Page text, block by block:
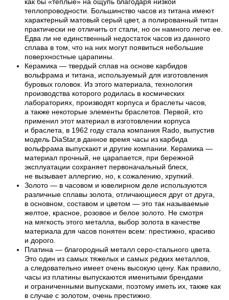
теплопроводности. Большинство часов из титана имеют
характерный матовый серый цвет, а полированный титан
практически не отличить от стали, но он намного легче ее.
Едва ли не единственный недостаток часов из данного
сплава в том, что на них могут появиться небольшие
поверхностные царапины.
Керамика — твердый сплав на основе карбидов
вольфрама и титана, используемый для изготовления
буровых головок. Из этого материала, технология
производства которого родилась в космических
лабораториях, производят корпуса и браслеты часов,
а также некоторые элементы браслетов. Первой, кто
применил этот материал в изготовлении корпуса
и браслета, в 1962 году стала компания Rado, выпустив
модель DiaStar,в данное время часы из карбида
вольфрама выпускают и другие компании. Керамика —
материал прочный, не царапается, при бережной
эксплуатации сохраняет первоначальный блеск,
не вызывает аллергию, но, к сожалению, хрупкий.
Золото — в часовом и ювелирном деле используются
различные сплавы золота, отличающиеся друг от друга,
в основном, составом и цветом — это так называемые
желтое, красное, розовое и белое золото. Не смотря
на мягкость этого металла, выбор золота в качестве
материала для часов понятен всем: престижно, красиво
и дорого.
Платина — благородный металл серо-стального цвета.
Это один из самых тяжелых и самых редких металлов,
а следовательно имеет очень высокую цену. Как правило,
часы из платины выпускаются именитыми брендами
и ограниченными выпусками, поэтому иметь их, также как
в случае с золотом, очень престижно.